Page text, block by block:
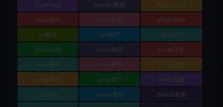
Gumroad houdini教程 Kitbash3D
maya插件 Maya教程 photobash
ps教程 ue4资产 UE5插件
Unity动画 Unity场景 Unity开发
unity插件 Unity材质 Unity特效
unity角色 unity资产 Unity音效
Zbrush zbrush教程 zbrush笔刷